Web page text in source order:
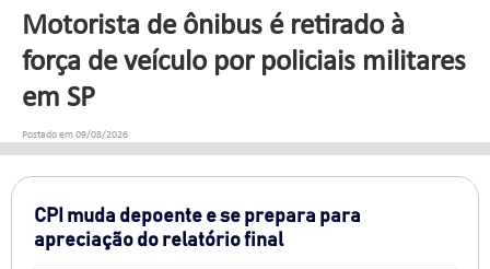
Motorista de ônibus é retirado à
força de veículo por policiais militares
em SP
Postado em 09/08/2026
CPI muda depoente e se prepara para
apreciação do relatório final